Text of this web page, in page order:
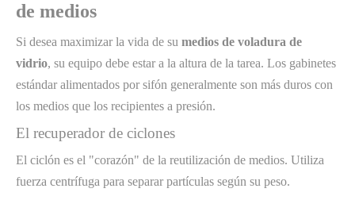
de medios
Si desea maximizar la vida de su medios de voladura de
vidrio, su equipo debe estar a la altura de la tarea. Los gabinetes
estándar alimentados por sifón generalmente son más duros con
los medios que los recipientes a presión.
El recuperador de ciclones
El ciclón es el "corazón" de la reutilización de medios. Utiliza
fuerza centrífuga para separar partículas según su peso.